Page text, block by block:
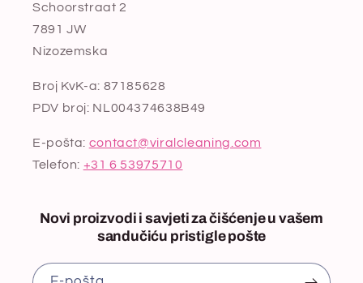
Schoorstraat 2
7891 JW
Nizozemska
Broj KvK-a: 87185628
PDV broj: NL004374638B49
E-pošta: contact@viralcleaning.com
Telefon: +31 6 53975710
Novi proizvodi i savjeti za čišćenje u vašem
sandučiću pristigle pošte